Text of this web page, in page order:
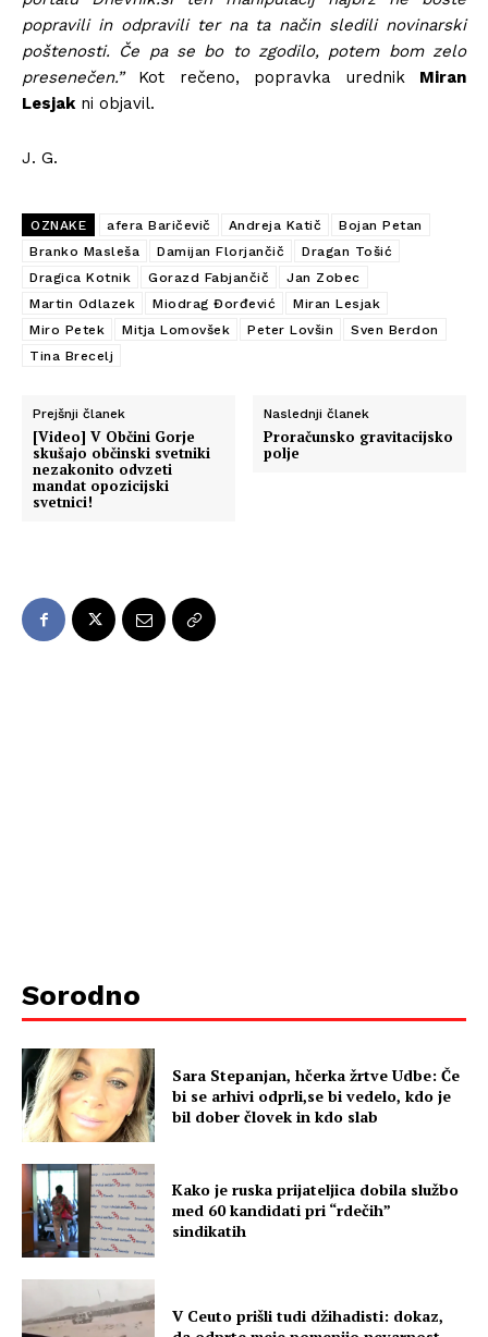
popravili in odpravili ter na ta način sledili novinarski
poštenosti. Če pa se bo to zgodilo, potem bom zelo
presenečen.” Kot rečeno, popravka urednik Miran
Lesjakni objavil.
J. G.
OZNAKE afera Baričevič Andreja Katič
Bojan Petan
Branko Masleša
Damijan Florjančič
Dragan Tošić
Dragica Kotnik
Gorazd Fabjančič
Jan Zobec
Martin Odlazek
Miodrag Đorđević
Miran Lesjak
Miro Petek
Mitja Lomovšek Peter Lovšin
Sven Berdon
Tina Brecelj
Prejšnji članek
[Video] V Občini Gorje
skušajo občinski svetniki
nezakonito odvzeti
mandat opozicijski
svetnici!
Naslednji članek
Proračunsko gravitacijsko
polje
Sorodno
Sara Stepanjan, hčerka žrtve Udbe: Če
bi se arhivi odprli,se bi vedelo, kdo je
bil dober človek in kdo slab
Kako je ruska prijateljica dobila službo
med 60 kandidati pri “rdečih”
sindikatih
V Ceuto prišli tudi džihadisti: dokaz,